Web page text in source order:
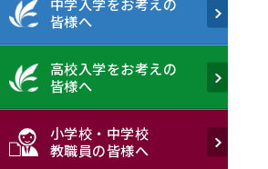
中学入学をお考えの
皆様へ
高校入学をお考えの
皆様へ
小学校・中学校
教職員の皆様へ